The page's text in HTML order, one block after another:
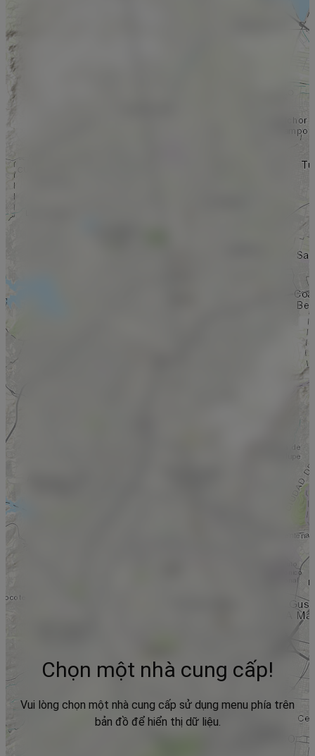
Chọn một nhà cung cấp!
Vui lòng chọn một nhà cung cấp sử dụng menu phía trên
bản đồ để hiển thị dữ liệu.